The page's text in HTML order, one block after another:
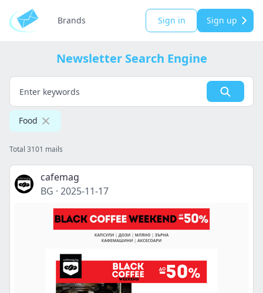
Brands Sign in Sign up
Newsletter Search Engine
Food
Total 3101 mails
cafemag
BG · 2025-11-17